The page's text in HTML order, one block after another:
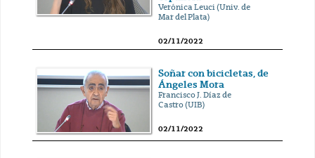
Verónica Leuci (Univ. de
Mar del Plata)
02/11/2022
Soñar con bicicletas, de
Ángeles Mora
Francisco J. Díaz de
Castro (UIB)
02/11/2022